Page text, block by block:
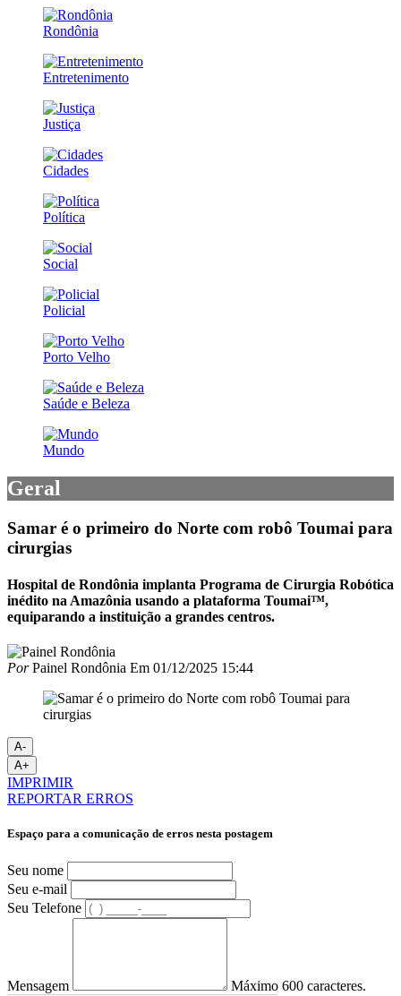
Rondônia
Entretenimento
Justiça
Cidades
Política
Social
Policial
Porto Velho
Saúde e Beleza
Mundo
Geral
Samar é o primeiro do Norte com robô Toumai para
cirurgias
Hospital de Rondônia implanta Programa de Cirurgia Robótica
inédito na Amazônia usando a plataforma Toumai™,
equiparando a instituição a grandes centros.
PorPainel Rondônia Em 01/12/2025 15:44
A-
A+
IMPRIMIR
REPORTAR ERROS
Espaço para a comunicação de erros nesta postagem
Seu nome
Seu e-mail
Seu Telefone
Mensagem Máximo 600 caracteres.